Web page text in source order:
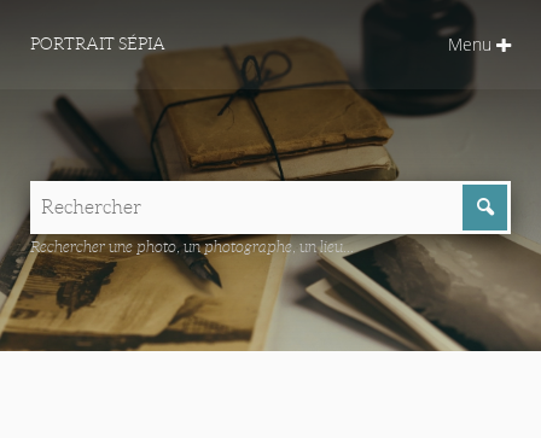
PORTRAIT SÉPIA Menu
Rechercher une photo, un photographe, un lieu...